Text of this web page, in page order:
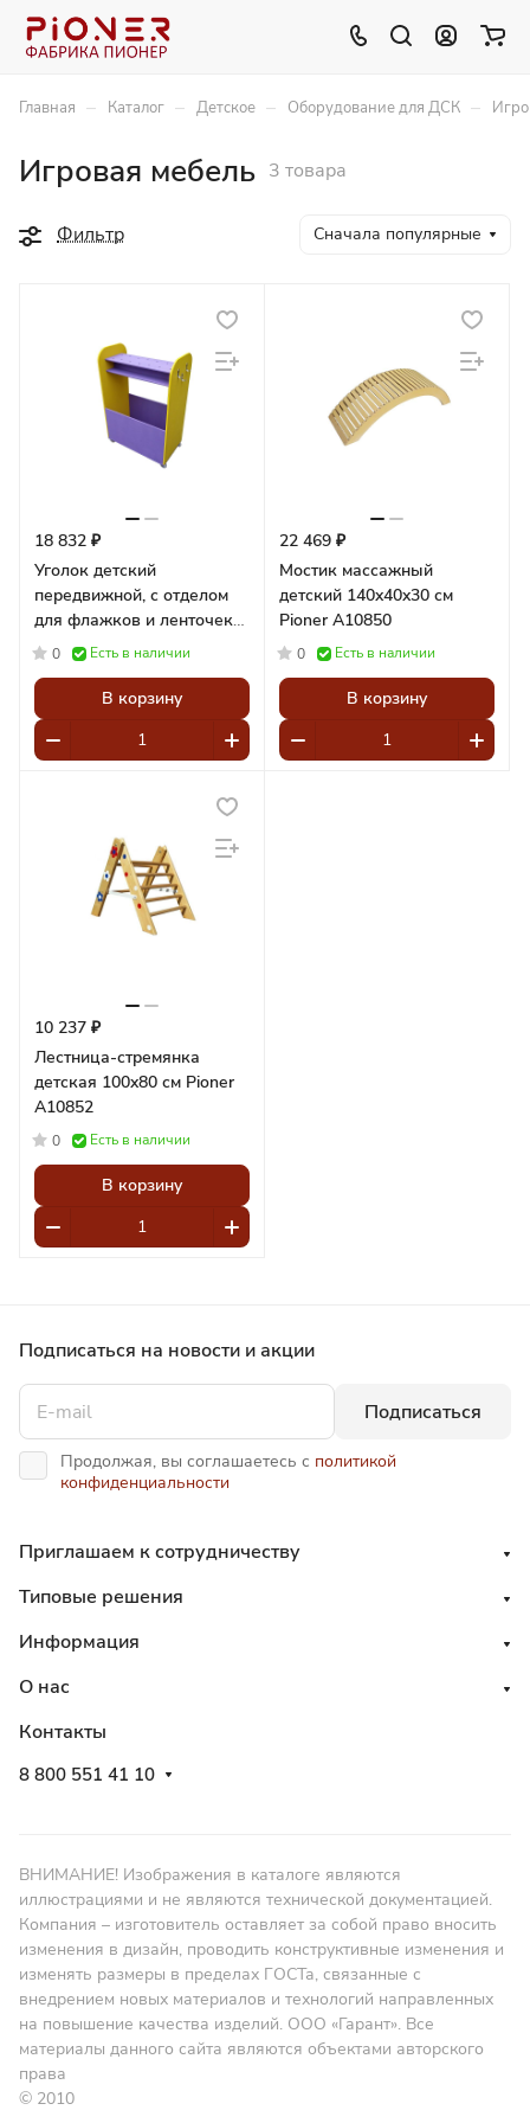
Главная – Каталог – Детское – Оборудование для ДСК –
Игровая мебель 3 товара
Фильтр Сначала популярные
18 832 ₽
Уголок детский
передвижной, с отделом
для флажков и ленточек
Pioner A10851
0 Есть в наличии
В корзину
22 469 ₽
Мостик массажный
детский 140x40x30 см
Pioner A10850
0 Есть в наличии
В корзину
10 237 ₽
Лестница-стремянка
детская 100x80 см Pioner
A10852
0 Есть в наличии
В корзину
Подписаться на новости и акции
Подписаться
Продолжая, вы соглашаетесь с политикой
конфиденциальности
Приглашаем к сотрудничеству
Типовые решения
Информация
О нас
Контакты
8 800 551 41 10
ВНИМАНИЕ! Изображения в каталоге являются
иллюстрациями и не являются технической документацией.
Компания – изготовитель оставляет за собой право вносить
изменения в дизайн, проводить конструктивные изменения и
изменять размеры в пределах ГОСТа, связанные с
внедрением новых материалов и технологий направленных
на повышение качества изделий. ООО «Гарант». Все
материалы данного сайта являются объектами авторского
права
© 2010